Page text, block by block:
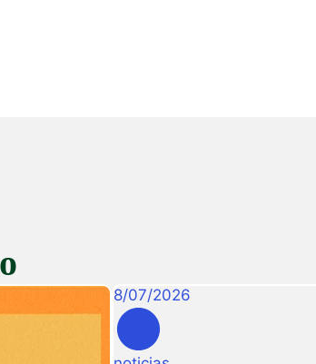
8/07/2026